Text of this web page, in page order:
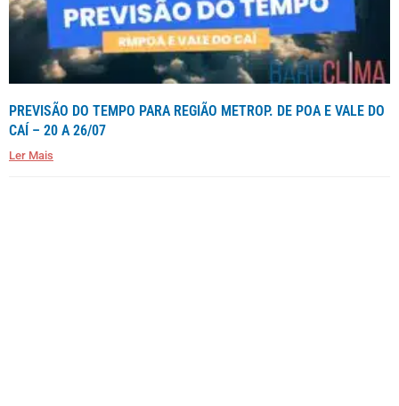
PREVISÃO DO TEMPO PARA REGIÃO METROP. DE POA E VALE DO
CAÍ – 20 A 26/07
Ler Mais